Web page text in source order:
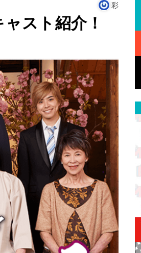
彩
スト紹介！